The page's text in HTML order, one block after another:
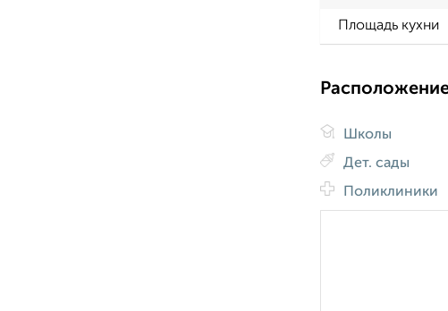
Площадь кухни
Школы
Дет. сады
Поликлиники